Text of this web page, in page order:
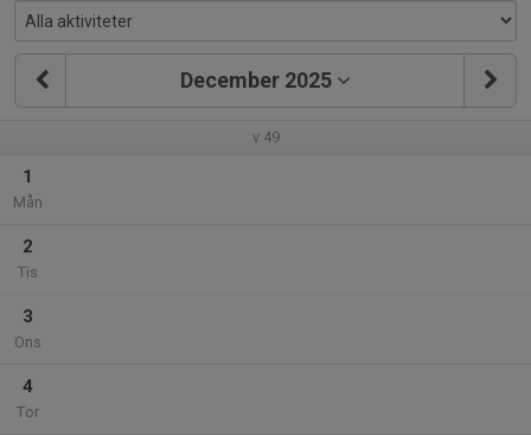
December 2025
v.49
1
Mån
2
Tis
3
Ons
4
Tor